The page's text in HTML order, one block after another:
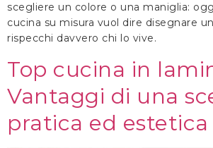
scegliere un colore o una maniglia:
cucina su misura vuol dire disegnare
rispecchi davvero chi lo vive.
Top cucina in
Vantaggi di una
pratica ed estetica